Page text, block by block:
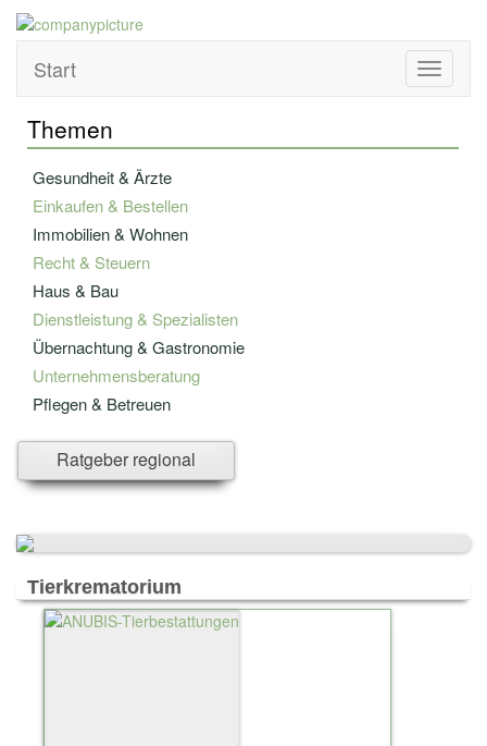
Toggle
Start
Themen
Gesundheit & Ärzte
Einkaufen & Bestellen
Immobilien & Wohnen
Recht & Steuern
Haus & Bau
Dienstleistung & Spezialisten
Übernachtung & Gastronomie
Unternehmensberatung
Pflegen & Betreuen
Versicherung - u. Finanzwesen
Reisen & Touristik
Trauern & Erinnern
Manufaktur & Handwerk
Entwicklung & Produktion
Top-Arbeitsplätze & Karriere
Ratgeber regional
Tierkrematorium